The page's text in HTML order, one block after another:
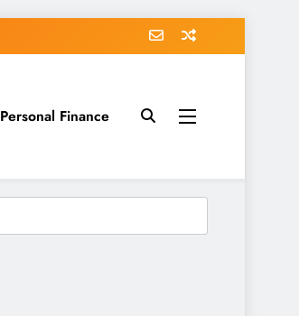
Personal Finance